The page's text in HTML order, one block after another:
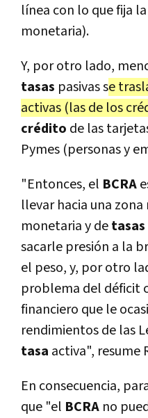
línea con lo que fija la
monetaria).
Y, por otro lado,
tasas pasivas se
activas (las de los
crédito de las
Pymes (personas y
"Entonces, el BCRA
llevar hacia una
monetaria y detasas
sacarle presión a la
el peso, y, por otro
problema del déficit
financiero que le
rendimientos de las
tasa activa", resume
En consecuencia,
que "el BCRA no